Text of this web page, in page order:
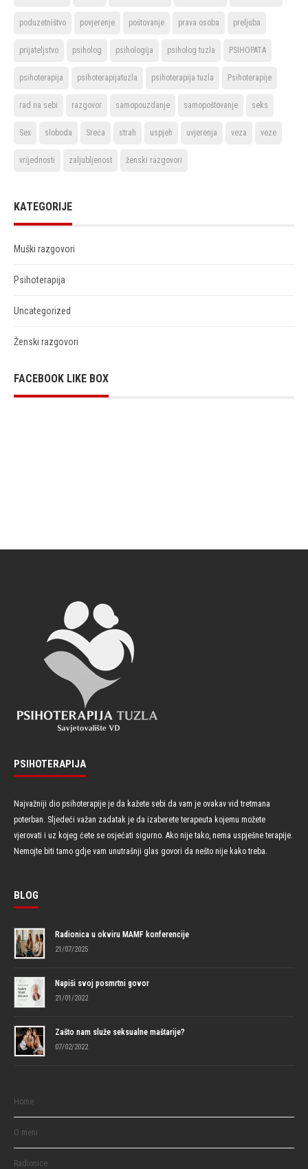
poduzetništvo povjerenje poštovanje prava osoba preljuba
prijateljstvo psiholog psihologija psiholog tuzla PSIHOPATA
psihoterapija psihoterapijatuzla psihoterapija tuzla Psihoterapije
rad na sebi razgovor samopouzdanje samopoštovanje seks
Sex sloboda Sreća strah uspjeh uvjerenja veza veze
vrijednosti zaljubljenost ženski razgovori
KATEGORIJE
Muški razgovori
Psihoterapija
Uncategorized
Ženski razgovori
FACEBOOK LIKE BOX
PSIHOTERAPIJA
Najvažniji dio psihoterapije je da kažete sebi da vam je ovakav vid tretmana
poterban. Sljedeći važan zadatak je da izaberete terapeuta kojemu možete
vjerovati i uz kojeg ćete se osjećati sigurno. Ako nije tako, nema uspješne terapije.
Nemojte biti tamo gdje vam unutrašnji glas govori da nešto nije kako treba.
BLOG
Radionica u okviru MAMF konferencije
21/07/2025
Napiši svoj posmrtni govor
21/01/2022
Zašto nam služe seksualne maštarije?
07/02/2022
Home
O meni
Radionice